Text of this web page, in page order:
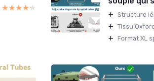
★★★★★
★★★★★
+ Structure
+ Tissu
+ Format XL